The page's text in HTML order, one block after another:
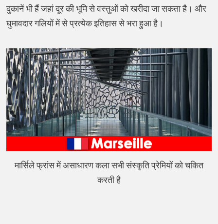
दुकानें भी हैं जहां दूर की भूमि से वस्तुओं को खरीदा जा सकता है। और
घुमावदार गलियों में से प्रत्येक इतिहास से भरा हुआ है।
मार्सिले फ्रांस में असाधारण कला सभी संस्कृति प्रेमियों को चकित
करती है